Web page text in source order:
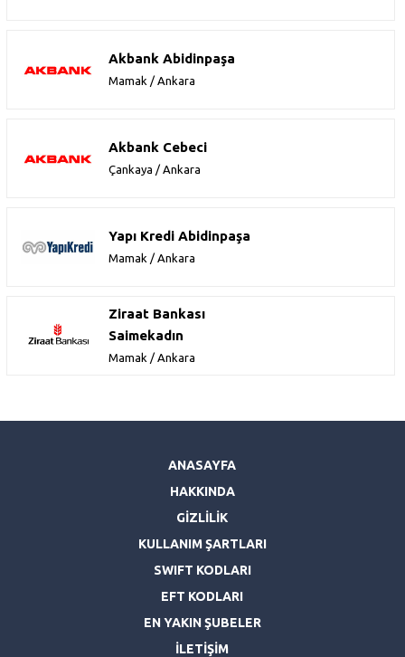
Akbank Abidinpaşa
Mamak / Ankara
Akbank Cebeci
Çankaya / Ankara
Yapı Kredi Abidinpaşa
Mamak / Ankara
Ziraat Bankası
Saimekadın
Mamak / Ankara
ANASAYFA
HAKKINDA
GİZLİLİK
KULLANIM ŞARTLARI
SWIFT KODLARI
EFT KODLARI
EN YAKIN ŞUBELER
İLETİŞİM